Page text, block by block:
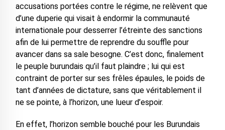
accusations portées contre le régime, ne relèvent que
d’une duperie qui visait à endormir la communauté
internationale pour desserrer l’étreinte des sanctions
afin de lui permettre de reprendre du souffle pour
avancer dans sa sale besogne. C’est donc, finalement
le peuple burundais qu’il faut plaindre ; lui qui est
contraint de porter sur ses frêles épaules, le poids de
tant d’années de dictature, sans que véritablement il
ne se pointe, à l’horizon, une lueur d’espoir.
En effet, l’horizon semble bouché pour les Burundais